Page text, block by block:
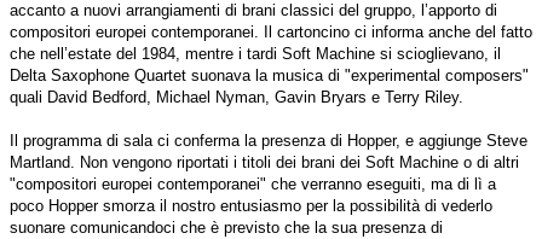
accanto a nuovi arrangiamenti di brani classici del gruppo, l’apporto di
compositori europei contemporanei. Il cartoncino ci informa anche del fatto
che nell’estate del 1984, mentre i tardi Soft Machine si scioglievano, il
Delta Saxophone Quartet suonava la musica di "experimental composers"
quali David Bedford, Michael Nyman, Gavin Bryars e Terry Riley.
Il programma di sala ci conferma la presenza di Hopper, e aggiunge Steve
Martland. Non vengono riportati i titoli dei brani dei Soft Machine o di altri
"compositori europei contemporanei" che verranno eseguiti, ma di lì a
poco Hopper smorza il nostro entusiasmo per la possibilità di vederlo
suonare comunicandoci che è previsto che la sua presenza di